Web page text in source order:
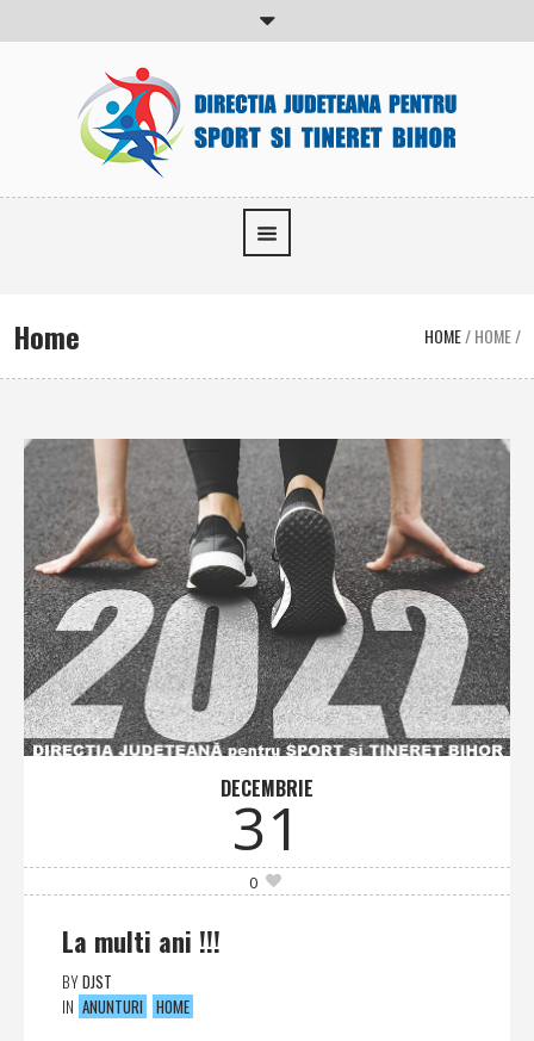
Home HOME/HOME/
DECEMBRIE
31
0
La multi ani !!!
BYDJST
IN ANUNTURI HOME